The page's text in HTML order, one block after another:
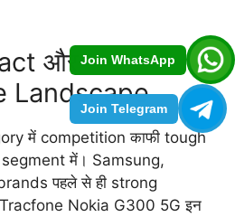
Join WhatsApp
Join Telegram
और
Landscape
में competition काफी tough
में। Samsung,
पहले से ही strong
Tracfone Nokia G300 5G इन